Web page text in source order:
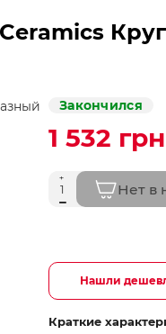
Закончился
1 532 грн
Нет в
Нашли
Краткие